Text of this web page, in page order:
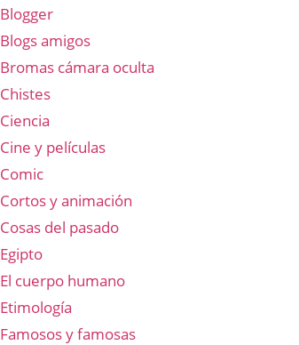
Blogger
Blogs amigos
Bromas cámara oculta
Chistes
Ciencia
Cine y películas
Comic
Cortos y animación
Cosas del pasado
Egipto
El cuerpo humano
Etimología
Famosos y famosas